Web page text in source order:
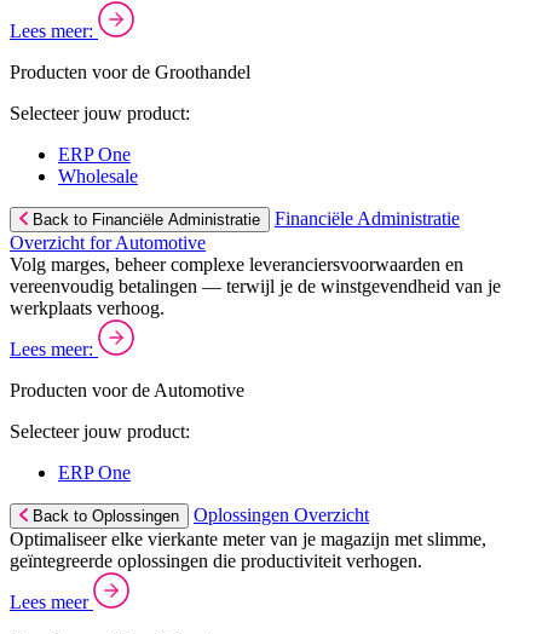
Lees meer:
Producten voor de Groothandel
Selecteer jouw product:
ERP One
Wholesale
Back to Financiële Administratie
Financiële Administratie
Overzicht for Automotive
Volg marges, beheer complexe leveranciersvoorwaarden en
vereenvoudig betalingen — terwijl je de winstgevendheid van je
werkplaats verhoog.
Lees meer:
Producten voor de Automotive
Selecteer jouw product:
ERP One
Back to Oplossingen
Oplossingen Overzicht
Optimaliseer elke vierkante meter van je magazijn met slimme,
geïntegreerde oplossingen die productiviteit verhogen.
Lees meer